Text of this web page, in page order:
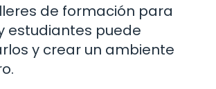
de formación para
estudiantes puede
y crear un ambiente